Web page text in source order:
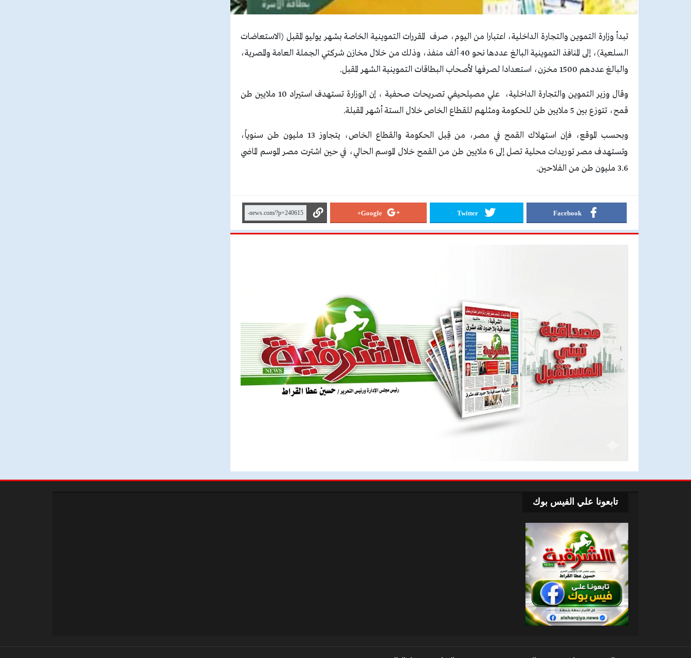
تبدأ وزارة التموين والتجارة الداخلية، اعتبارا من اليوم، صرف المقررات التموينية الخاصة بشهر يوليو المقبل (الاستعاضات
السلعية)، إلى المنافذ التموينية البالغ عددها نحو 40 ألف منفذ، وذلك من خلال مخازن شركتي الجملة العامة والمصرية،
والبالغ عددهم 1500 مخزن، استعدادا لصرفها لأصحاب البطاقات التموينية الشهر المقبل.
وقال وزير التموين والتجارة الداخلية، علي مصيلحيفي تصريحات صحفية ، إن الوزارة تستهدف استيراد 10 ملايين طن
قمح، تتوزع بين 5 ملايين طن للحكومة ومثلهم للقطاع الخاص خلال الستة أشهر المقبلة.
وبحسب الموقع، فإن استهلاك القمح في مصر، من قِبل الحكومة والقطاع الخاص، يتجاوز 13 مليون طن سنوياً،
وتستهدف مصر توريدات محلية تصل إلى 6 ملايين طن من القمح خلال الموسم الحالي، في حين اشترت مصر الموسم الماضي
3.6 مليون طن من الفلاحين.
Facebook
Twitter
Google+
تابعونا علي الفيس بوك